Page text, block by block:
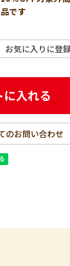
です
お気に入りに登
に入れる
のお問い合わせ